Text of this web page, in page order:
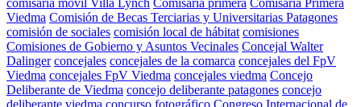
comisaría móvil Villa Lynch Comisaría primera Comisaria Primera
Viedma Comisión de Becas Terciarias y Universitarias Patagones
comisión de sociales comisión local de hábitat comisiones
Comisiones de Gobierno y Asuntos Vecinales Concejal Walter
Dalinger concejales concejales de la comarca concejales del FpV
Viedma concejales FpV Viedma concejales viedma Concejo
Deliberante de Viedma concejo deliberante patagones concejo
deliberante viedma concurso fotográfico Congreso Internacional de